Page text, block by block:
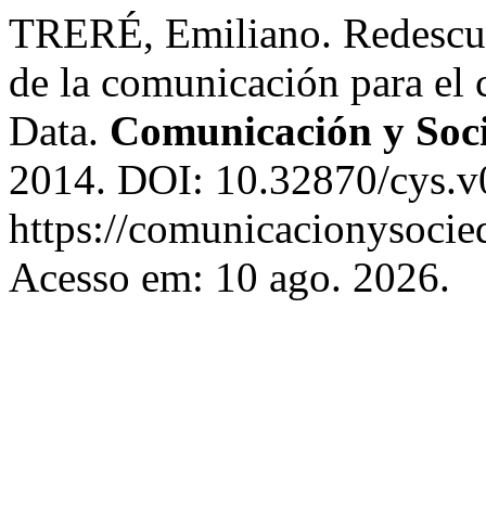
TRERÉ, Emiliano.
de la comunicación para
Data. Comunicación y
2014. DOI: 10.32870/
https://
Acesso em: 10 ago. 2026.